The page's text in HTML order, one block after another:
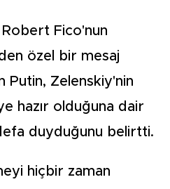
Robert Fico'nun
özel bir mesaj
Putin, Zelenskiy'nin
hazır olduğuna dair
duyduğunu belirtti.
hiçbir zaman